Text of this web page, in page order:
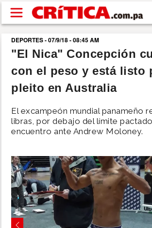
Pasar al contenido principal
buscar
SUCESOS
POLÍTICA
DEPORTES
MUNDO
DEPORTES - 07/9/18 - 08:45 AM
"El Nica" Concepción
con el peso y está listo
pleito en Australia
El excampeón mundial panameño
libras, por debajo del límite
encuentro ante Andrew Moloney.